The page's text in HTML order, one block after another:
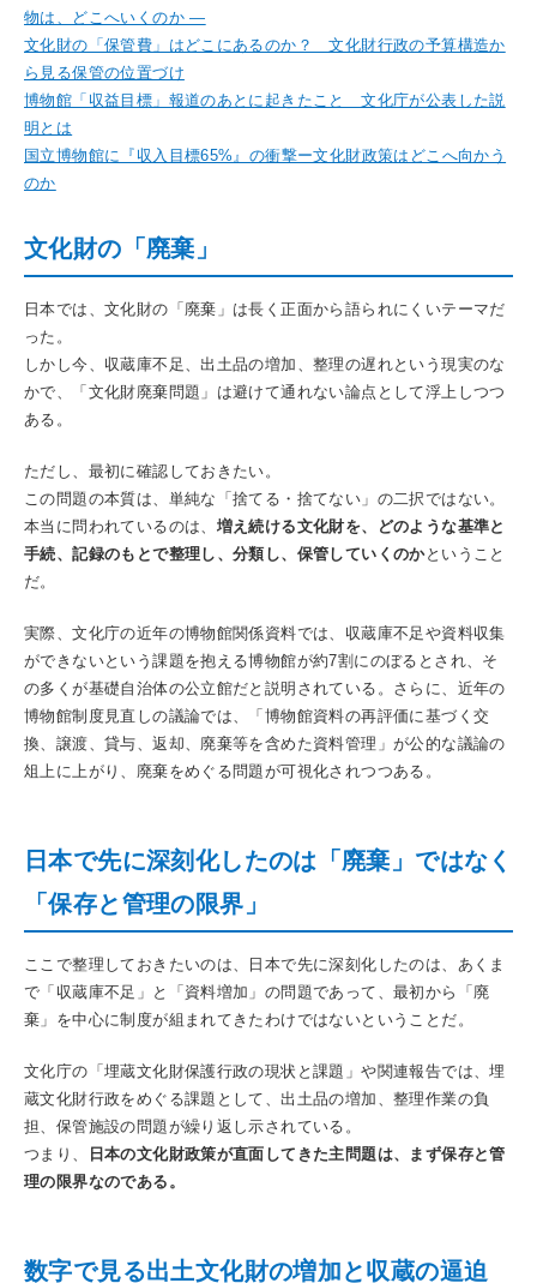
物は、どこへいくのか ―
文化財の「保管費」はどこにあるのか？ 文化財行政の予算構造か
ら見る保管の位置づけ
博物館「収益目標」報道のあとに起きたこと 文化庁が公表した説
明とは
国立博物館に『収入目標65%』の衝撃ー文化財政策はどこへ向かう
のか
文化財の「廃棄」
日本では、文化財の「廃棄」は長く正面から語られにくいテーマだ
った。
しかし今、収蔵庫不足、出土品の増加、整理の遅れという現実のな
かで、「文化財廃棄問題」は避けて通れない論点として浮上しつつ
ある。
ただし、最初に確認しておきたい。
この問題の本質は、単純な「捨てる・捨てない」の二択ではない。
本当に問われているのは、 増え続ける文化財を、どのような基準と
手続、記録のもとで整理し、分類し、保管していくのかということ
だ。
実際、文化庁の近年の博物館関係資料では、収蔵庫不足や資料収集
ができないという課題を抱える博物館が約7割にのぼるとされ、そ
の多くが基礎自治体の公立館だと説明されている。さらに、近年の
博物館制度見直しの議論では、「博物館資料の再評価に基づく交
換、譲渡、貸与、返却、廃棄等を含めた資料管理」が公的な議論の
俎上に上がり、廃棄をめぐる問題が可視化されつつある。
日本で先に深刻化したのは「廃棄」ではなく
「保存と管理の限界」
ここで整理しておきたいのは、日本で先に深刻化したのは、あくま
で「収蔵庫不足」と「資料増加」の問題であって、最初から「廃
棄」を中心に制度が組まれてきたわけではないということだ。
文化庁の「埋蔵文化財保護行政の現状と課題」や関連報告では、埋
蔵文化財行政をめぐる課題として、出土品の増加、整理作業の負
担、保管施設の問題が繰り返し示されている。
つまり、
日本の文化財政策が直面してきた主問題は、まず保存と管
理の限界なのである。
数字で見る出土文化財の増加と収蔵の逼迫